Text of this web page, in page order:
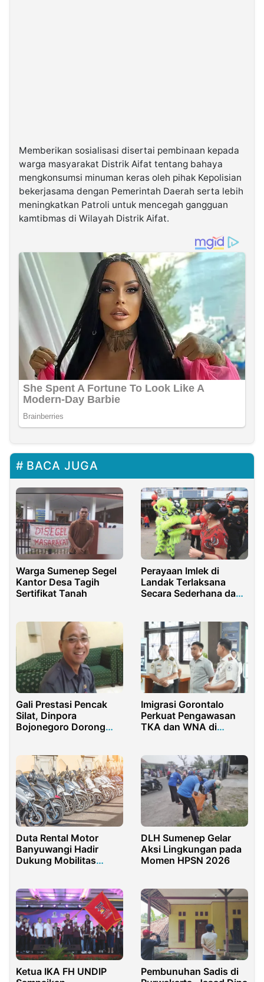
Memberikan sosialisasi disertai pembinaan kepada
warga masyarakat Distrik Aifat tentang bahaya
mengkonsumsi minuman keras oleh pihak Kepolisian
bekerjasama dengan Pemerintah Daerah serta lebih
meningkatkan Patroli untuk mencegah gangguan
kamtibmas di Wilayah Distrik Aifat.
BACA JUGA
Warga Sumenep Segel
Kantor Desa Tagih
Sertifikat Tanah
Perayaan Imlek di
Landak Terlaksana
Secara Sederhana dan
Gali Prestasi Pencak
Silat, Dinpora
Bojonegoro Dorong
Imigrasi Gorontalo
Perkuat Pengawasan
TKA dan WNA di
Duta Rental Motor
Banyuwangi Hadir
Dukung Mobilitas
DLH Sumenep Gelar
Aksi Lingkungan pada
Momen HPSN 2026
Ketua IKA FH UNDIP
Pembunuhan Sadis di